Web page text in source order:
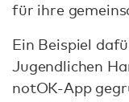
für ihre
Ein Beispiel
Jugendlichen
notOK-App